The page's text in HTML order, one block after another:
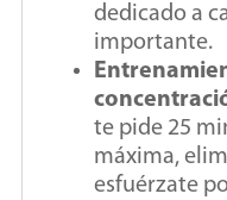
dedicado a
importante.
te pide 25
máxima,
esfuérzate